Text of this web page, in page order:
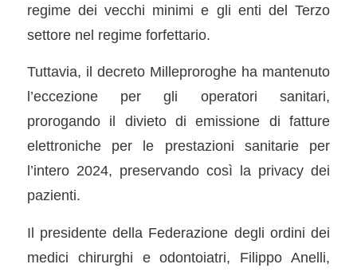
regime dei vecchi minimi e gli enti del Terzo
settore nel regime forfettario.
Tuttavia, il decreto Milleproroghe ha mantenuto
l’eccezione per gli operatori sanitari,
prorogando il divieto di emissione di fatture
elettroniche per le prestazioni sanitarie per
l’intero 2024, preservando così la privacy dei
pazienti.
Il presidente della Federazione degli ordini dei
medici chirurghi e odontoiatri, Filippo Anelli,